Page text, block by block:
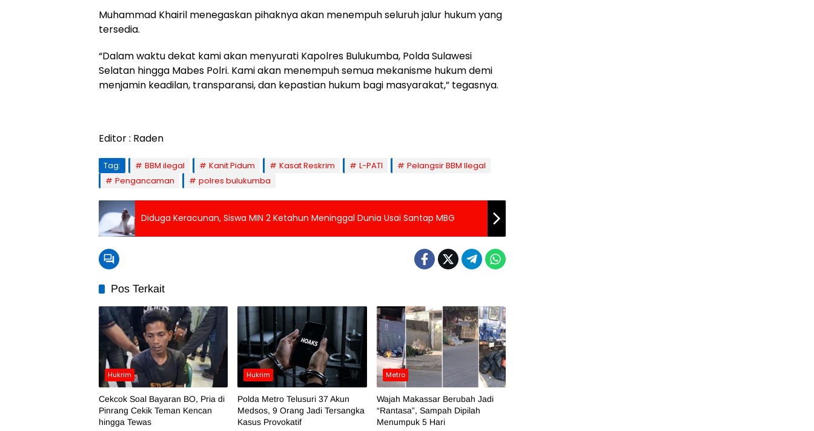
Muhammad Khairil menegaskan pihaknya akan menempuh seluruh jalur hukum yang
tersedia.
“Dalam waktu dekat kami akan menyurati Kapolres Bulukumba, Polda Sulawesi
Selatan hingga Mabes Polri. Kami akan menempuh semua mekanisme hukum demi
menjamin keadilan, transparansi, dan kepastian hukum bagi masyarakat,” tegasnya.
Editor : Raden
Tag: BBM ilegal Kanit Pidum Kasat Reskrim L-PATI
Pelangsir BBM Ilegal
Pengancaman
polres bulukumba
Diduga Keracunan, Siswa MIN 2 Ketahun Meninggal Dunia Usai Santap MBG
Pos Terkait
Hukrim
Cekcok Soal Bayaran BO, Pria di
Pinrang Cekik Teman Kencan
hingga Tewas
Hukrim
Polda Metro Telusuri 37 Akun
Medsos, 9 Orang Jadi Tersangka
Kasus Provokatif
Metro
Wajah Makassar Berubah Jadi
“Rantasa”, Sampah Dipilah
Menumpuk 5 Hari